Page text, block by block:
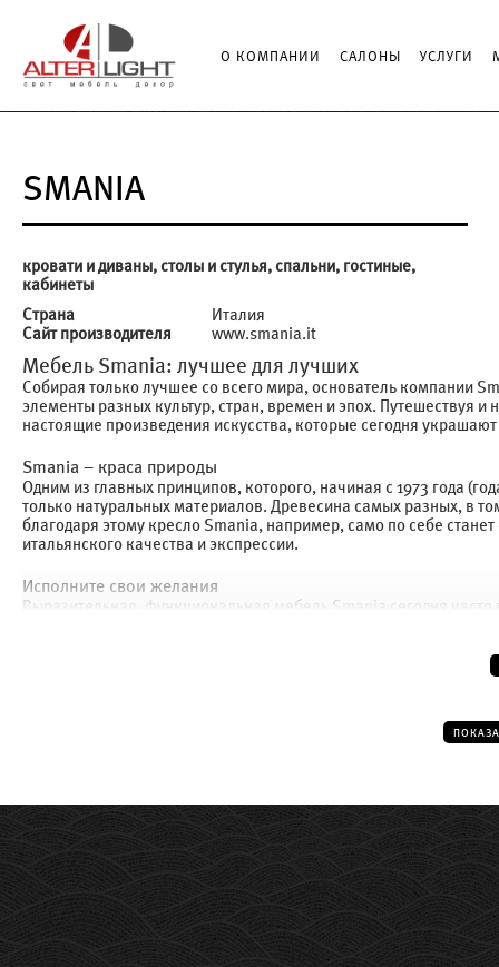
О КОМПАНИИ САЛОНЫ УСЛУГИ
SMANIA
кровати и диваны, столы и стулья, спальни, гостиные,
кабинеты
Страна
Италия
Сайт производителя
www.smania.it
Мебель Smania: лучшее для лучших
Собирая только лучшее со всего мира, основатель компании
элементы разных культур, стран, времен и эпох. Путешествуя
настоящие произведения искусства, которые сегодня
Smania – краса природы
Одним из главных принципов, которого, начиная с 1973 года
только натуральных материалов. Древесина самых разных, в
благодаря этому кресло Smania, например, само по себе
итальянского качества и экспрессии.
Исполните свои желания
Выразительная, функциональная мебель Smania сегодня